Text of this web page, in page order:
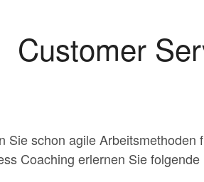
Customer
Sie schon agile
Coaching erlernen Sie folgende